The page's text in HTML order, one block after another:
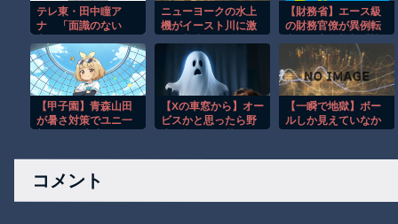
テレ東・田中瞳ア
ナ 「面識のない
られることに恐怖
を」 ロケ撮影時に
勝手に撮影してくる
人に注意喚起
ニューヨークの水上
機がイースト川に激
瞬間！！
【財務省】エース級
の財務官僚が異例転
力的でなかったか
ら」
【甲子園】青森山田
が暑さ対策でユニ一
wwwwwwwwwwww
wwwwww
【Xの車窓から】オー
ビスかと思ったら野
【一瞬で地獄】ボー
ルしか見えていなか
コメント